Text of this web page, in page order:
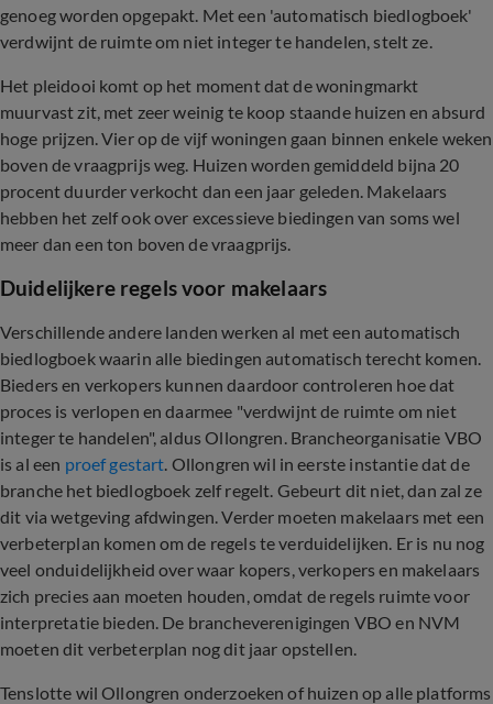
genoeg worden opgepakt. Met een 'automatisch biedlogboek'
verdwijnt de ruimte om niet integer te handelen, stelt ze.
Het pleidooi komt op het moment dat de woningmarkt
muurvast zit, met zeer weinig te koop staande huizen en absurd
hoge prijzen. Vier op de vijf woningen gaan binnen enkele weken
boven de vraagprijs weg. Huizen worden gemiddeld bijna 20
procent duurder verkocht dan een jaar geleden. Makelaars
hebben het zelf ook over excessieve biedingen van soms wel
meer dan een ton boven de vraagprijs.
Duidelijkere regels voor makelaars
Verschillende andere landen werken al met een automatisch
biedlogboek waarin alle biedingen automatisch terecht komen.
Bieders en verkopers kunnen daardoor controleren hoe dat
proces is verlopen en daarmee "verdwijnt de ruimte om niet
integer te handelen", aldus Ollongren. Brancheorganisatie VBO
is al een proef gestart. Ollongren wil in eerste instantie dat de
branche het biedlogboek zelf regelt. Gebeurt dit niet, dan zal ze
dit via wetgeving afdwingen. Verder moeten makelaars met een
verbeterplan komen om de regels te verduidelijken. Er is nu nog
veel onduidelijkheid over waar kopers, verkopers en makelaars
zich precies aan moeten houden, omdat de regels ruimte voor
interpretatie bieden. De brancheverenigingen VBO en NVM
moeten dit verbeterplan nog dit jaar opstellen.
Tenslotte wil Ollongren onderzoeken of huizen op alle platforms